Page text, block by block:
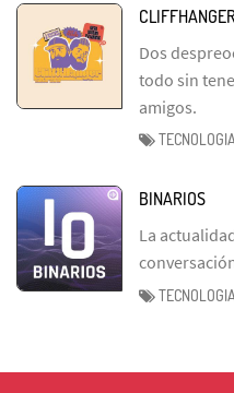
CLIFFHANGER
Dos
todo sin
amigos.
BINARIOS
La